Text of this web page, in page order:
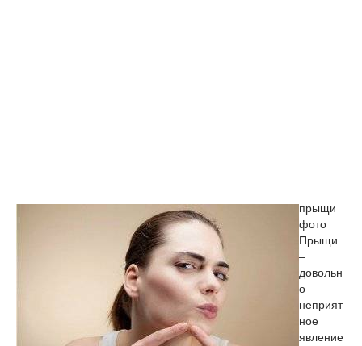
прыщи
фото
Прыщи
–
довольн
о
неприят
ное
явление